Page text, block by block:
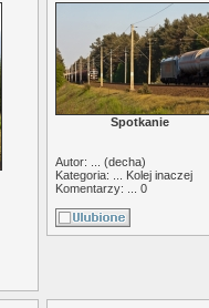
Spotkanie
Autor: ... (decha)
Kategoria: ... Kolej inaczej
Komentarzy: ... 0